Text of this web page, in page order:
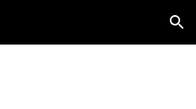
Skip to navigation